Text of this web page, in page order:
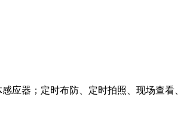
应器；定时布防、定时拍照、现场查看